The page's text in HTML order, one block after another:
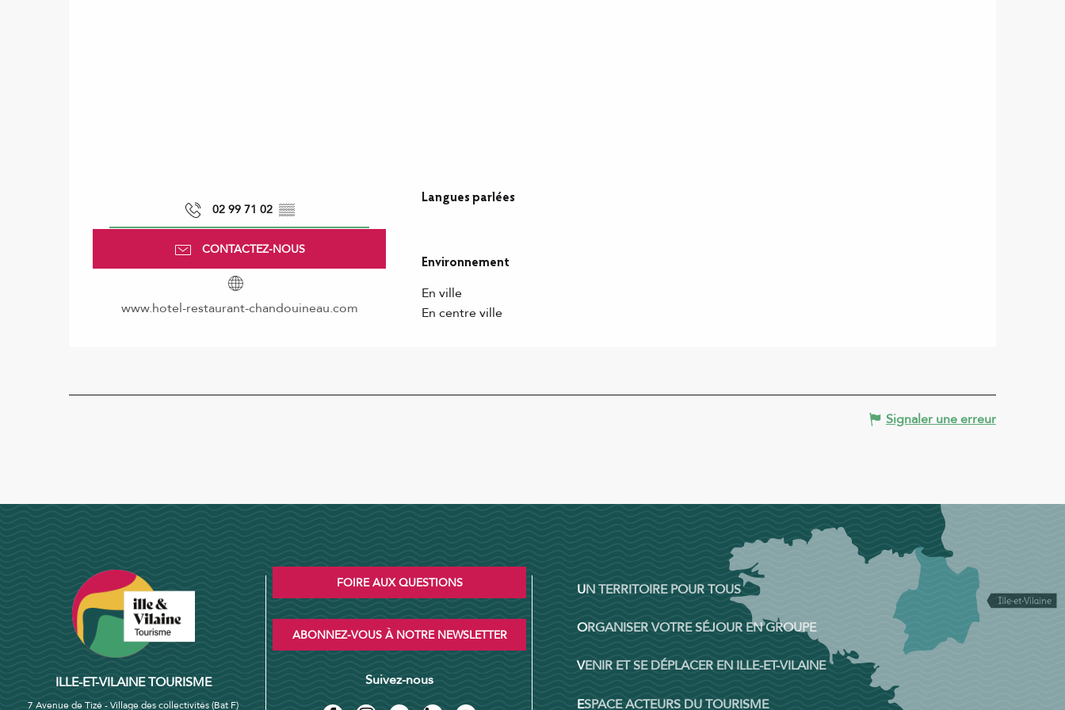
02 99 71 02 ▒▒
CONTACTEZ-NOUS
www.hotel-restaurant-chandouineau.com
Langues parlées
Langues parlées
Environnement
Environnement
En ville
En centre ville
Signaler une erreur
ILLE-ET-VILAINE TOURISME
7 Avenue de Tizé - Village des collectivités (Bat F)
FOIRE AUX QUESTIONS
ABONNEZ-VOUS À NOTRE NEWSLETTER
Suivez-nous
UN TERRITOIRE POUR TOUS
ORGANISER VOTRE SÉJOUR EN GROUPE
VENIR ET SE DÉPLACER EN ILLE-ET-VILAINE
ESPACE ACTEURS DU TOURISME